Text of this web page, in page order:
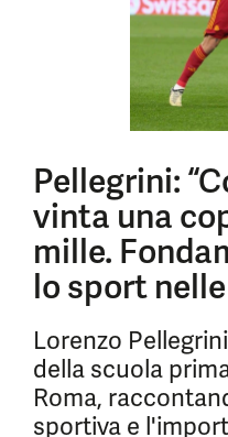
Pellegrini:
vinta una
mille.
lo sport
Lorenzo
della scuola
Roma,
sportiva e